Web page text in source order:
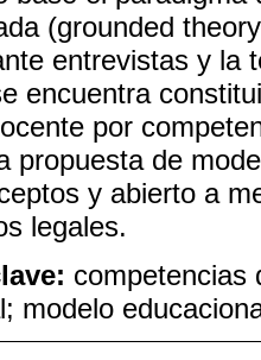
(grounded
entrevistas y la
encuentra
por
propuesta de
y abierto a
legales.
competencias
modelo